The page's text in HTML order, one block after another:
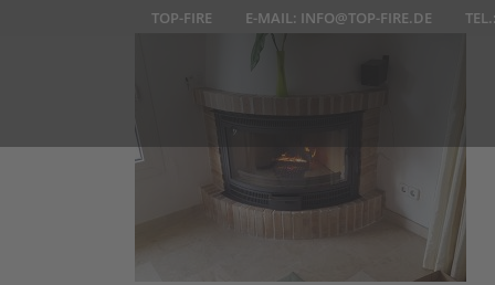
TOP-FIRE E-MAIL: INFO@TOP-FIRE.DE